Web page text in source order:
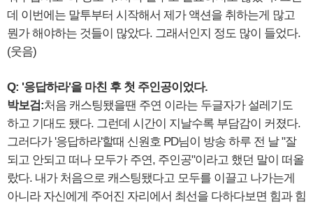
데 이번에는 말투부터 시작해서 제가 액션을 취하는게 많고
뭔가 해야하는 것들이 많았다. 그래서인지 정도 많이 들었다.
(웃음)
Q: '응답하라'을 마친 후 첫 주인공이었다.
박보검:처음 캐스팅됐을땐 주연 이라는 두글자가 설레기도
하고 기대도 됐다. 그런데 시간이 지날수록 부담감이 커졌다.
그러다가 '응답하라'할때 신원호 PD님이 방송 하루 전 날 "잘
되고 안되고 떠나 모두가 주연, 주인공"이라고 했던 말이 떠올
랐다. 내가 처음으로 캐스팅됐다고 모두를 이끌고 나가는게
아니라 자신에게 주어진 자리에서 최선을 다하다보면 힘과 힘